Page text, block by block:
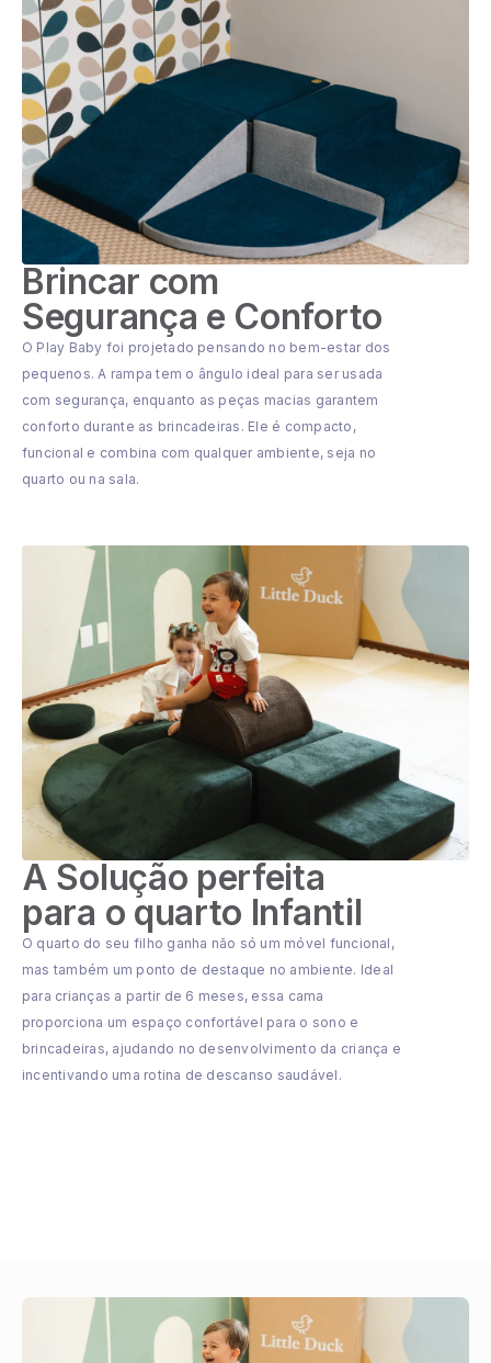
Brincar com
Segurança e Conforto
O Play Baby foi projetado pensando no bem-estar dos
pequenos. A rampa tem o ângulo ideal para ser usada
com segurança, enquanto as peças macias garantem
conforto durante as brincadeiras. Ele é compacto,
funcional e combina com qualquer ambiente, seja no
quarto ou na sala.
A Solução perfeita
para o quarto Infantil
O quarto do seu filho ganha não só um móvel funcional,
mas também um ponto de destaque no ambiente. Ideal
para crianças a partir de 6 meses, essa cama
proporciona um espaço confortável para o sono e
brincadeiras, ajudando no desenvolvimento da criança e
incentivando uma rotina de descanso saudável.